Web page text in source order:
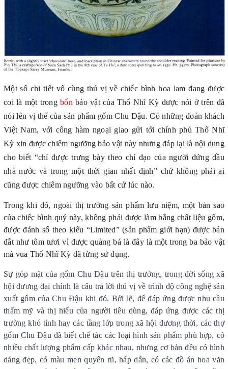
Một số chi tiết vô cùng thú vị về chiếc bình hoa lam đang được
coi là một trongbốn bảo vật của Thổ Nhĩ Kỳ được nói ở trên đã
nói lên vị thế của sản phẩm gốm Chu Đậu. Có những đoàn khách
Việt Nam, với công hàm ngoại giao gửi tới chính phủ Thổ Nhĩ
Kỳ xin được chiêm ngưỡng bảo vật này nhưng đáp lại là nội dung
cho biết “chỉ được trưng bày theo chỉ đạo của người đứng đầu
nhà nước và trong một thời gian nhất định” chứ không phải ai
cũng được chiêm ngưỡng vào bất cứ lúc nào.
Trong khi đó, ngoài thị trường sản phẩm lưu niệm, một bản sao
của chiếc bình quý này, không phải được làm bằng chất liệu gốm,
được đánh số theo kiểu “Limited” (sản phẩm giới hạn) được bán
đắt như tôm tươi vì được quảng bá là đây là một trong ba bảo vật
mà vua Thổ Nhĩ Kỳ đã từng sử dụng.
Sự góp mặt của gốm Chu Đậu trên thị trường, trong đời sống xã
hội đương đại chính là câu trả lời thú vị về trình độ công nghệ sản
xuất gốm của Chu Đậu khi đó. Bởi lẽ, để đáp ứng được nhu cầu
thẩm mỹ và thị hiếu của người tiêu dùng, đáp ứng được các thị
trường khó tính hay các tầng lớp trong xã hội đương thời, các thợ
gốm Chu Đậu đã biết chế tác các loại hình sản phẩm phù hợp, có
nhiều chất lượng phẩm cấp khác nhau, nhưng cơ bản đều có hình
dáng đẹp, có màu men quyến rũ, hấp dẫn, có các đồ án hoa văn